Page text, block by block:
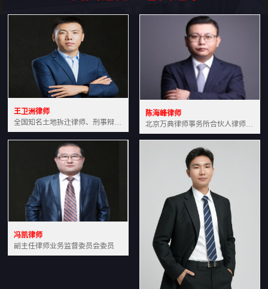
王卫洲律师
全国知名土地拆迁律师、刑事辩护律师北京万典律师事务所主任中国法学会会员北京市行政法研究会理事
陈海峰律师
北京万典律师事务所合伙人律师土地房产专业资深律师
冯凯律师
副主任律师业务监督委员会委员